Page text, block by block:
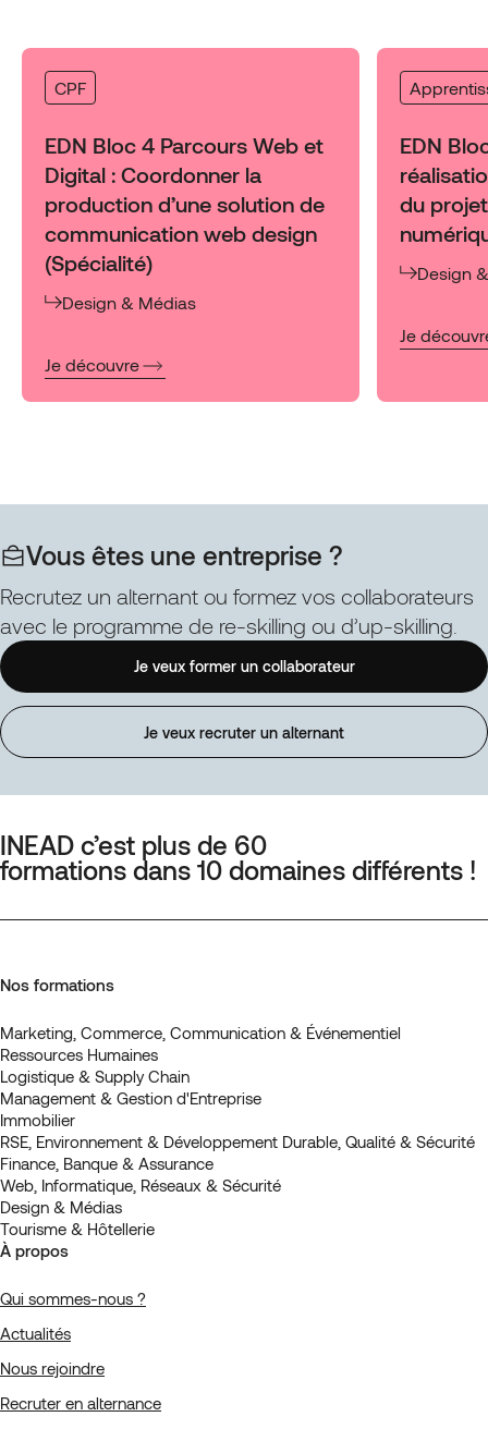
CPF
EDN Bloc 4 Parcours Web et
Digital : Coordonner la
production d’une solution de
communication web design
(Spécialité)
Design & Médias
Je découvre
:
EDN
Bloc
et
:
Coordonner
la
production
d’une
communication
design
EDN
du
Design
Je
:
EDN
3
projet
de
design
numérique
Vous êtes une entreprise ?
Recrutez un alternant ou formez vos collaborateurs
avec le programme de re-skilling ou d’up-skilling.
Je veux former un collaborateur
Je veux recruter un alternant
INEAD c’est plus de 60
formations dans 10 domaines différents !
Nos formations
Marketing, Commerce, Communication & Événementiel
Ressources Humaines
Logistique & Supply Chain
Management & Gestion d'Entreprise
Immobilier
RSE, Environnement & Développement Durable, Qualité & Sécurité
Finance, Banque & Assurance
Web, Informatique, Réseaux & Sécurité
Design & Médias
Tourisme & Hôtellerie
À propos
Qui sommes-nous ?
Actualités
Nous rejoindre
Recruter en alternance